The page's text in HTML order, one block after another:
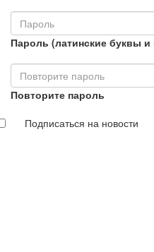
Пароль (латинские буквы
Повторите пароль
Подписаться на новости